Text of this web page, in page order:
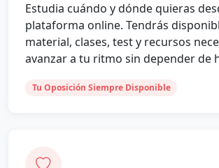
Estudia cuándo y dónde quieras
plataforma online. Tendrás
material, clases, test y recursos
avanzar a tu ritmo sin depender de
Tu Oposición Siempre Disponible